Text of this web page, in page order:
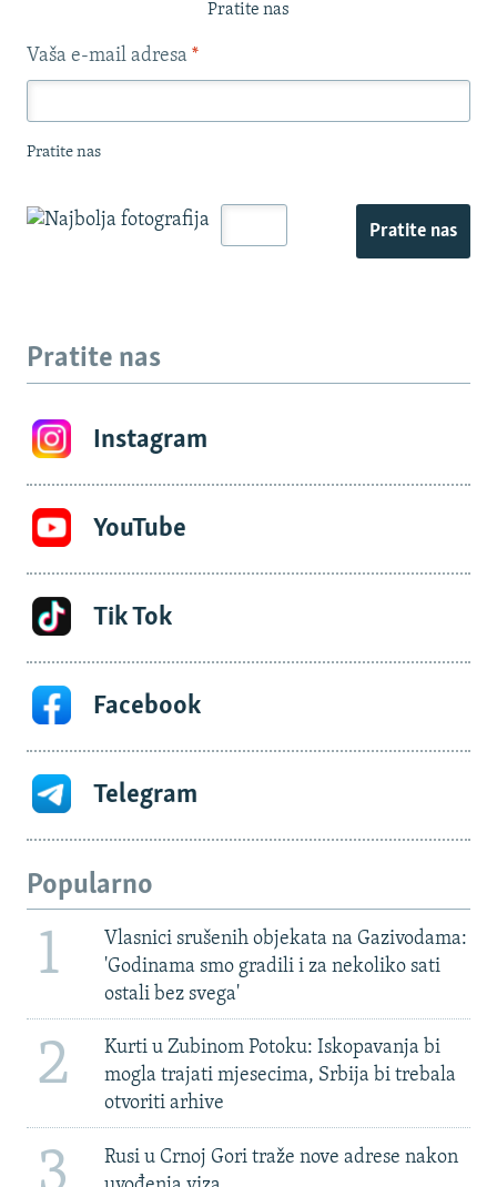
Pratite nas
Vaša e-mail adresa *
Pratite nas
Pratite nas
Pratite nas
Instagram
YouTube
Tik Tok
Facebook
Telegram
Popularno
1
Vlasnici srušenih objekata na Gazivodama:
'Godinama smo gradili i za nekoliko sati
ostali bez svega'
2
Kurti u Zubinom Potoku: Iskopavanja bi
mogla trajati mjesecima, Srbija bi trebala
otvoriti arhive
Rusi u Crnoj Gori traže nove adrese nakon